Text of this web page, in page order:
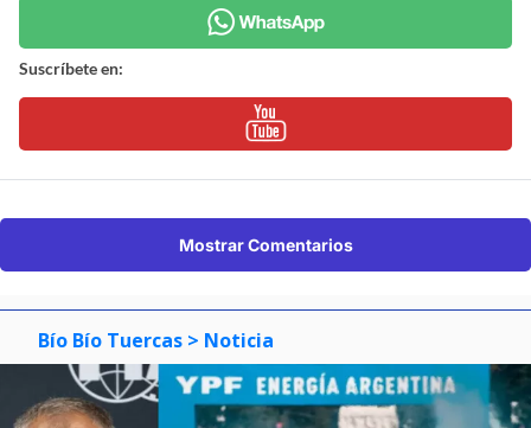
Suscríbete en:
Mostrar Comentarios
Bío Bío Tuercas > Noticia